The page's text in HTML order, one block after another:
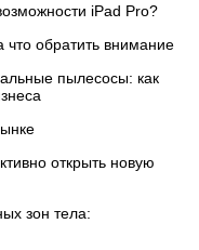
iPad Pro?
что обратить внимание
пылесосы: как
открыть новую
зон тела: